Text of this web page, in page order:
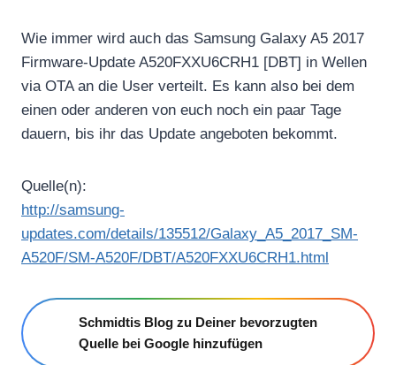
Wie immer wird auch das Samsung Galaxy A5 2017
Firmware-Update A520FXXU6CRH1 [DBT] in Wellen
via OTA an die User verteilt. Es kann also bei dem
einen oder anderen von euch noch ein paar Tage
dauern, bis ihr das Update angeboten bekommt.
Quelle(n):
http://samsung-
updates.com/details/135512/Galaxy_A5_2017_SM-
A520F/SM-A520F/DBT/A520FXXU6CRH1.html
Schmidtis Blog zu Deiner bevorzugten
Quelle bei Google hinzufügen